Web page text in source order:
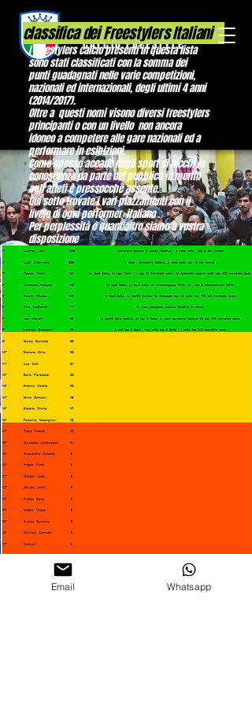
ASSOCIAZIONE ITALIANA
CALCIO FREESTYLE
classifica dei Freestylers Italiani
I freestylers calcio presenti in questa lista
sono stati classificati con la somma dei
punti guadagnati nelle varie competizioni,
nazionali ed internazionali, degli ultimi 4 anni
(2014/2017).
Oltre a questi nomi visono diversi freestylers
principanti o con un livello non ancora
idoneo a competere alle gare nazionali ed a
performare in esibizioni.
Come spesso accade negli sport di nicchi la
conoscenza da parte del pubblico in merito
agli atleti è pressocchè assente.
Qui sotto trovate i vari piazzamenti con il
livelo di ogni performer italiano .
Per perplessità o quant'altro siamo a vostra
disposizione
Email Whatsapp